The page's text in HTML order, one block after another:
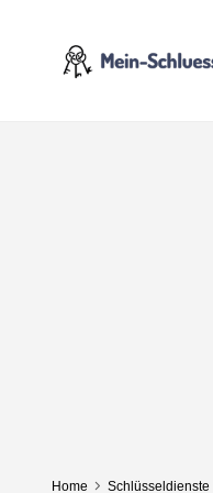
Home Schlüsseldienste